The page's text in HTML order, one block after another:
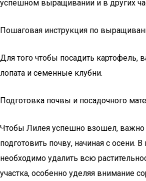
успешном выращивании и в других
Пошаговая инструкция по
Для того чтобы посадить картофель,
лопата и семенные клубни.
Подготовка почвы и посадочного
Чтобы Лилея успешно взошел, важно
подготовить почву, начиная с осени.
необходимо удалить всю
участка, особенно уделяя внимание